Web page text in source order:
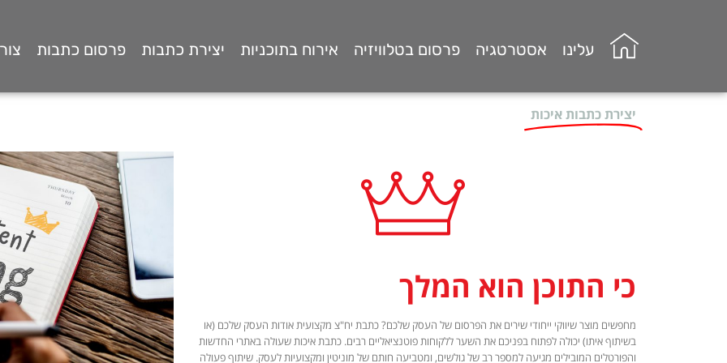
עלינו אסטרטגיה פרסום בטלוויזיה אירוח בתוכניות יצירת כתבות פרסום כתבות
יצירת כתבות איכות
כי התוכן הוא המלך
מחפשים מוצר שיווקי ייחודי שירים את הפרסום של העסק שלכם? כתבת יח"צ מקצועית אודות העסק שלכם (או
בשיתוף איתו) יכולה לפתוח בפניכם את השער ללקוחות פוטנציאליים רבים. כתבת איכות שעולה באתרי החדשות
והפורטלים המובילים מגיעה למספר רב של גולשים, ומטביעה חותם של מוניטין ומקצועיות לעסק. שיתוף פעולה